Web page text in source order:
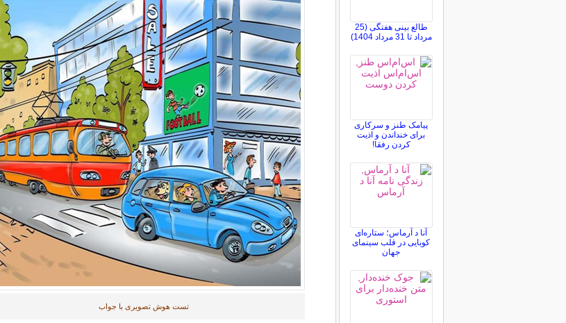
تست هوش تصویری با جواب
طالع بینی هفتگی (25
مرداد تا 31 مرداد 1404)
پیامک طنز و سرکاری
برای خنداندن و اذیت
کردن رفقا!
آنا د آرماس؛ ستاره‌ای
کوبایی در قلب سینمای
جهان